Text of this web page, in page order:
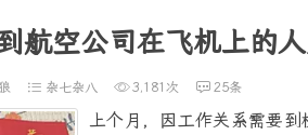
航空公司在飞机上的
杂七杂八 3,181次 25条
上个月，因工作关系需要